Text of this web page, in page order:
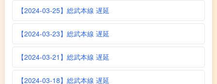
【2024-03-25】総武本線 遅延
【2024-03-23】総武本線 遅延
【2024-03-21】総武本線 遅延
【2024-03-18】総武本線 遅延